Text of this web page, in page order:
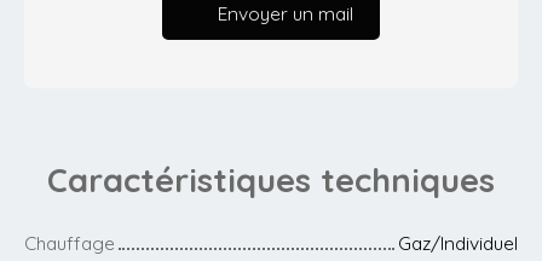
Envoyer un mail
Caractéristiques techniques
Chauffage
Gaz/Individuel